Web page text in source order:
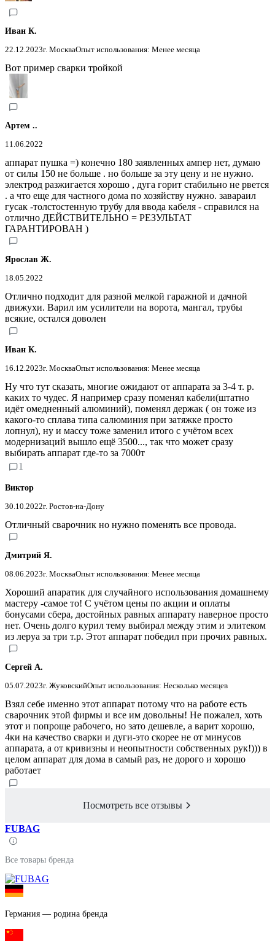
Иван К.
22.12.2023г. МоскваОпыт использования: Менее месяца
Вот пример сварки тройкой
Артем ..
11.06.2022
аппарат пушка =) конечно 180 заявленных ампер нет, думаю
от силы 150 не больше . но больше за эту цену и не нужно.
электрод разжигается хорошо , дуга горит стабильно не рвется
. а что еще для частного дома по хозяйству нужно. завараил
гусак -толстостенную трубу для ввода кабеля - справился на
отлично ДЕЙСТВИТЕЛЬНО = РЕЗУЛЬТАТ
ГАРАНТИРОВАН )
Ярослав Ж.
18.05.2022
Отлично подходит для разной мелкой гаражной и дачной
движухи. Варил им усилители на ворота, мангал, трубы
всякие, остался доволен
Иван К.
16.12.2023г. МоскваОпыт использования: Менее месяца
Ну что тут сказать, многие ожидают от аппарата за 3-4 т. р.
каких то чудес. Я например сразу поменял кабели(штатно
идёт омедненный алюминий), поменял держак ( он тоже из
какого-то сплава типа салюминия при затяжке просто
лопнул), ну и массу тоже заменил итого с учётом всех
модернизаций вышло ещё 3500..., так что может сразу
выбирать аппарат где-то за 7000т
1
Виктор
30.10.2022г. Ростов-на-Дону
Отличный сварочник но нужно поменять все провода.
Дмитрий Я.
08.06.2023г. МоскваОпыт использования: Менее месяца
Хороший апаратик для случайного использования домашнему
мастеру -самое то! С учётом цены по акции и оплаты
бонусами сбера, достойных равных аппарату наверное просто
нет. Очень долго курил тему выбирал между этим и элитеком
из леруа за три т.р. Этот аппарат победил при прочих равных.
Сергей А.
05.07.2023г. ЖуковскийОпыт использования: Несколько месяцев
Взял себе именно этот аппарат потому что на работе есть
сварочник этой фирмы и все им довольны! Не пожалел, хоть
этот и попроще рабочего, но зато дешевле, а варит хорошо,
4ки на качество сварки и дуги-это скорее не от минусов
аппарата, а от кривизны и неопытности собственных рук!))) в
целом аппарат для дома в самый раз, не дорого и хорошо
работает
Посмотреть все отзывы
FUBAG
Все товары бренда
Германия — родина бренда